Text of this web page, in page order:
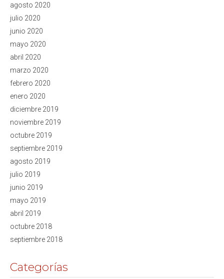
agosto 2020
julio 2020
junio 2020
mayo 2020
abril 2020
marzo 2020
febrero 2020
enero 2020
diciembre 2019
noviembre 2019
octubre 2019
septiembre 2019
agosto 2019
julio 2019
junio 2019
mayo 2019
abril 2019
octubre 2018
septiembre 2018
Categorías